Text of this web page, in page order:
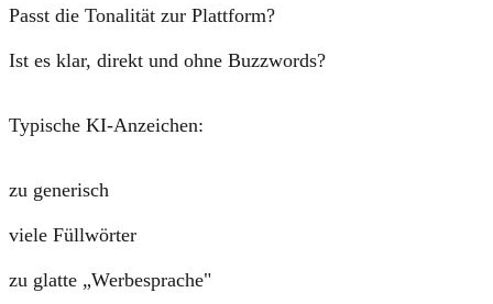
Passt die Tonalität zur Plattform?
Ist es klar, direkt und ohne Buzzwords?
Typische KI-Anzeichen:
zu generisch
viele Füllwörter
zu glatte „Werbesprache"